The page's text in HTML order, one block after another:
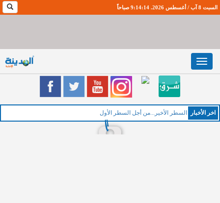
السبت 8 آب / أغسطس 2026. 9:14:15 صباحاً
Toggle
navigation
اخر اﻷخبار